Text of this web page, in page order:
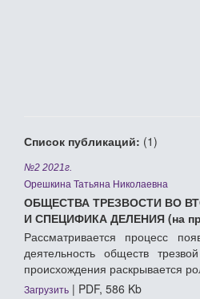
Список публикаций: (1)
№2 2021г.
Орешкина Татьяна Николаевна
ОБЩЕСТВА ТРЕЗВОСТИ ВО
И СПЕЦИФИКА ДЕЛЕНИЯ (на
Рассматривается процесс
деятельность обществ
происхождения раскрывается
Загрузить | PDF, 586 Kb